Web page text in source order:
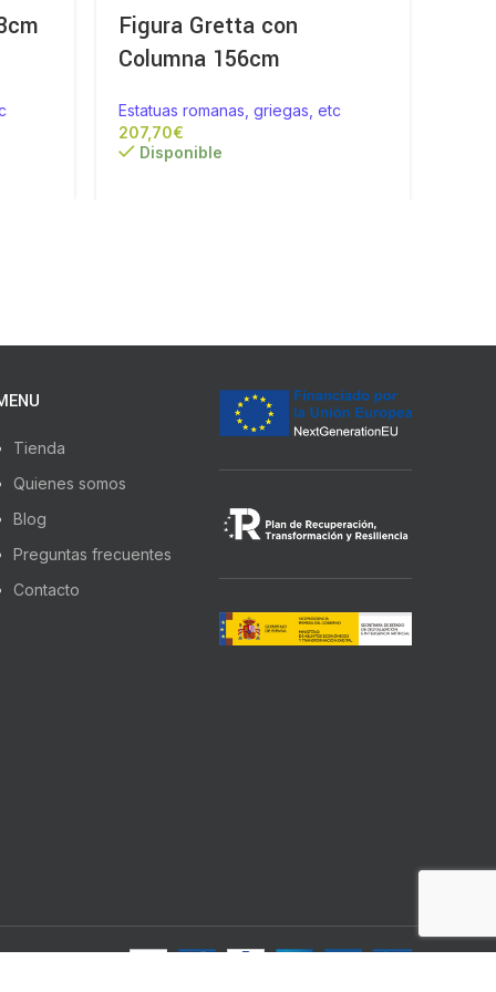
Figura Gretta con
Columna 156cm
Estatuas romanas, griegas, etc
€
Disponible
Tienda
Quienes somos
Blog
Preguntas frecuentes
Contacto